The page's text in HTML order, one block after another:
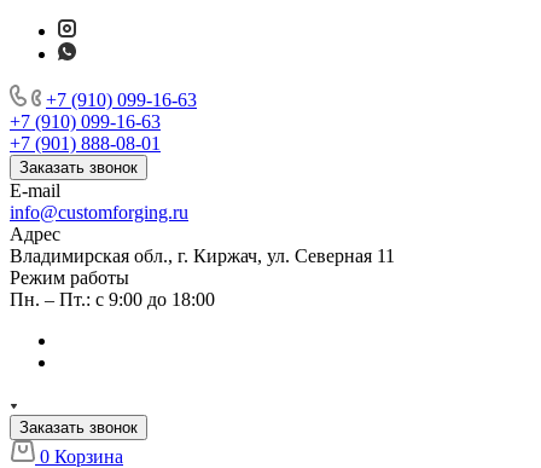
+7 (910) 099-16-63
+7 (910) 099-16-63
+7 (901) 888-08-01
Заказать звонок
E-mail
info@customforging.ru
Адрес
Владимирская обл., г. Киржач, ул. Северная 11
Режим работы
Пн. – Пт.: с 9:00 до 18:00
Заказать звонок
0 Корзина